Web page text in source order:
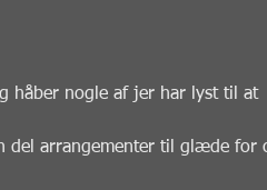
håber nogle af jer har lyst til at
del arrangementer til glæde for